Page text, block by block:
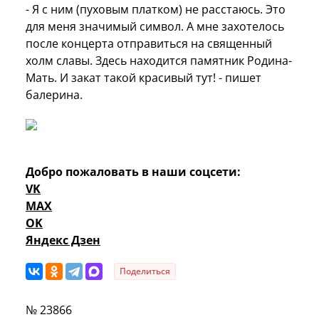
- Я с ним (пуховым платком) не расстаюсь. Это
для меня значимый символ. А мне захотелось
после концерта отправиться на священный
холм славы. Здесь находится памятник Родина-
Мать. И закат такой красивый тут! - пишет
балерина.
Добро пожаловать в наши соцсети:
VK
MAX
OK
Яндекс Дзен
Поделиться
№ 23866